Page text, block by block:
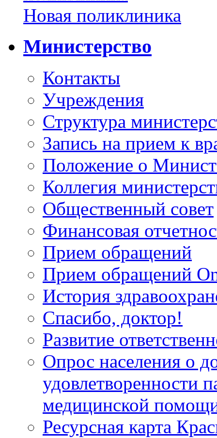
Новая поликлиника
Министерство
Контакты
Учреждения
Структура
Запись на прием к
Положение о
Коллегия
Общественный совет
Финансовая
Прием обращений
Прием обращений
История
Спасибо, доктор!
Развитие
Опрос населения о
удовлетворенности
медицинской
Ресурсная карта